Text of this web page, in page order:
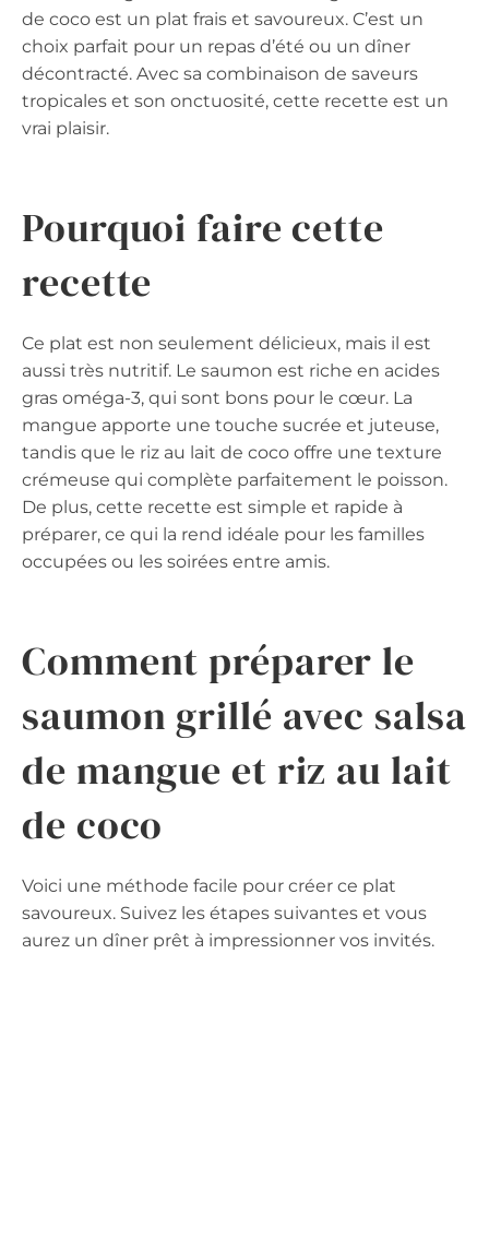
de coco est un plat frais et savoureux. C’est un
choix parfait pour un repas d’été ou un dîner
décontracté. Avec sa combinaison de saveurs
tropicales et son onctuosité, cette recette est un
vrai plaisir.
Pourquoi faire cette
recette
Ce plat est non seulement délicieux, mais il est
aussi très nutritif. Le saumon est riche en acides
gras oméga-3, qui sont bons pour le cœur. La
mangue apporte une touche sucrée et juteuse,
tandis que le riz au lait de coco offre une texture
crémeuse qui complète parfaitement le poisson.
De plus, cette recette est simple et rapide à
préparer, ce qui la rend idéale pour les familles
occupées ou les soirées entre amis.
Comment préparer le
saumon grillé avec salsa
de mangue et riz au lait
de coco
Voici une méthode facile pour créer ce plat
savoureux. Suivez les étapes suivantes et vous
aurez un dîner prêt à impressionner vos invités.